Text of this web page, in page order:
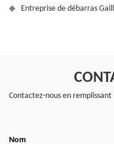
Entreprise de débarras
Contactez-nous en
Nom